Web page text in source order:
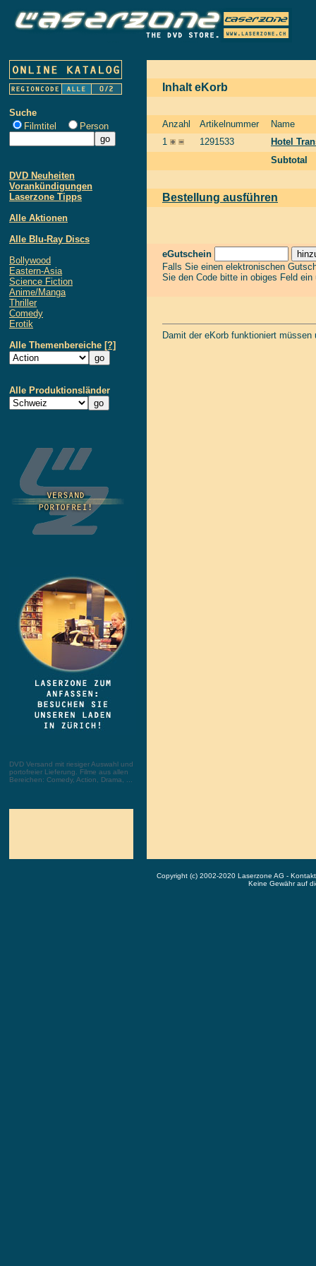
Suche
Filmtitel
Person
DVD Neuheiten
Vorankündigungen
Laserzone Tipps
Alle Aktionen
Alle Blu-Ray Discs
Bollywood
Eastern-Asia
Science Fiction
Anime/Manga
Thriller
Comedy
Erotik
Alle Themenbereiche [?]
Alle Produktionsländer
DVD Versand mit riesiger Auswahl und
portofreier Lieferung. Filme aus allen
Bereichen: Comedy, Action, Drama, ...
Inhalt eKorb
Anzahl Artikelnummer
Name
1
1291533
Hotel
Subtotal
Bestellung ausführen
eGutschein
Falls Sie einen elektronischen
Sie den Code bitte in obiges Feld
Damit der eKorb funktioniert
Copyright (c) 2002-2020 Laserzone AG -
Keine Gewähr auf